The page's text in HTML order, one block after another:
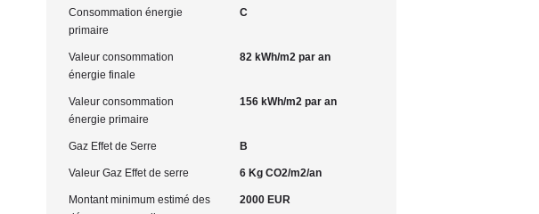
Consommation énergie
primaire
C
Valeur consommation
énergie finale
82 kWh/m2 par an
Valeur consommation
énergie primaire
156 kWh/m2 par an
Gaz Effet de Serre B
Valeur Gaz Effet de serre 6 Kg CO2/m2/an
Montant minimum estimé des
2000 EUR